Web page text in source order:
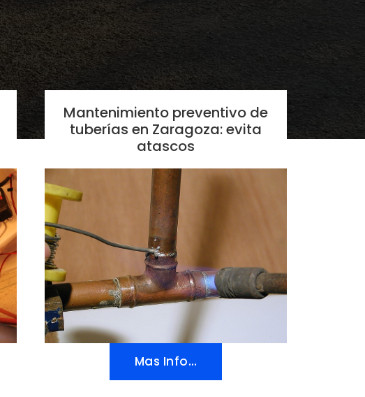
Mantenimiento preventivo de
tuberías en Zaragoza: evita
atascos
Mas Info…